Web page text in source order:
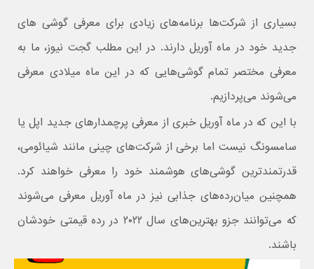
بسیاری از شرکت‌ها برنامه‌های زیادی برای معرفی گوشی های
جدید خود در ماه آوریل دارند. در این مطلب گجت نیوز، ما به
معرفی مختصر تمام گوشی‌هایی که در این ماه میلادی معرفی
می‌شوند می‌پردازیم.
با این که در ماه آوریل خبری از معرفی پرچمدارهای جدید اپل یا
سامسونگ نیست اما برخی از شرکت‌های چینی مانند شیائومی،
قدرتمندترین گوشی‌های هوشمند خود را معرفی خواهند کرد.
همچنین میان‌رده‌های جذابی نیز در ماه آوریل معرفی می‌شوند
که می‌توانند جزو بهترین‌های سال ۲۰۲۲ در رده قیمتی خودشان
باشند.